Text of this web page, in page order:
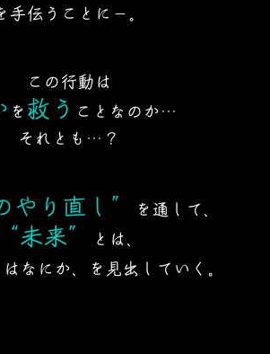
手伝うことに－。
この行動は
を 救う ことなのか…
それとも…？
やり直し” を通して、
“未来” とは、
はなにか、を見出していく。